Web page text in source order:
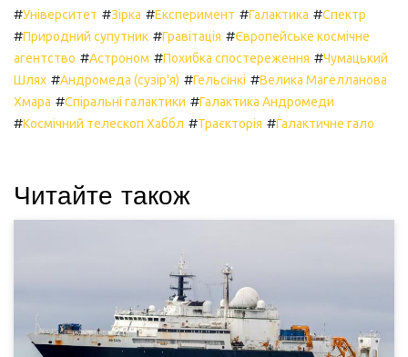
#Університет #Зірка #Експеримент #Галактика #Спектр
#Природний супутник #Гравітація #Європейське космічне
агентство #Астроном #Похибка спостереження #Чумацький
Шлях #Андромеда (сузір'я) #Гельсінкі #Велика Магелланова
Хмара #Спіральні галактики #Галактика Андромеди
#Космічний телескоп Хаббл #Траєкторія #Галактичне гало
Читайте також